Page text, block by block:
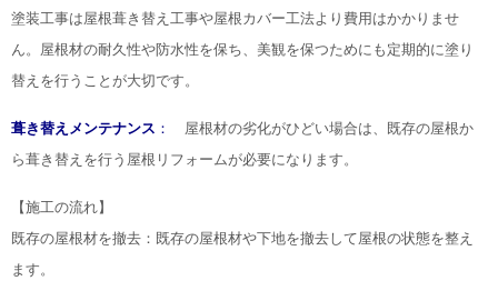
塗装工事は屋根葺き替え工事や屋根カバー工法より費用はかかりませ
ん。屋根材の耐久性や防水性を保ち、美観を保つためにも定期的に塗り
替えを行うことが大切です。
葺き替えメンテナンス ：
屋根材の劣化がひどい場合は、既存の屋根か
ら葺き替えを行う屋根リフォームが必要になります。
【施工の流れ】
既存の屋根材を撤去：既存の屋根材や下地を撤去して屋根の状態を整え
ます。